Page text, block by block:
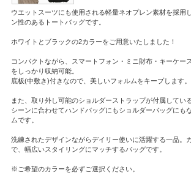
ウエットスーツにも使用される軽量ネオプレン素材を採用
ン性のあるトートバッグです。
ホワイトとブラックの2カラーをご用意いたしました！
コンパクトながら、スマートフォン・ミニ財布・キーケー
をしっかり収納可能。
底板(中敷き)付きなので、美しいフォルムをキープします。
また、取り外し可能のショルダーストラップが付属してい
シーンに合わせてハンドバッグにもショルダーバッグにも
ムです。
洗練されたデザインながらデイリー使いに活躍する一品。
で、幅広いスタイリングにマッチするバッグです。
※ご希望のカラーを必ずご選択ください。